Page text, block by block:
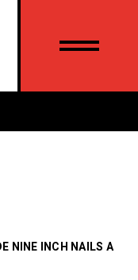
NINE INCH NAILS A